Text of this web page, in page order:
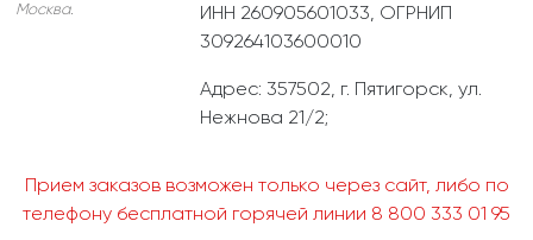
Москва.
ИНН 260905601033, ОГРНИП
309264103600010
Адрес: 357502, г. Пятигорск, ул.
Нежнова 21/2;
Прием заказов возможен только через сайт, либо по
телефону бесплатной горячей линии 8 800 333 01 95